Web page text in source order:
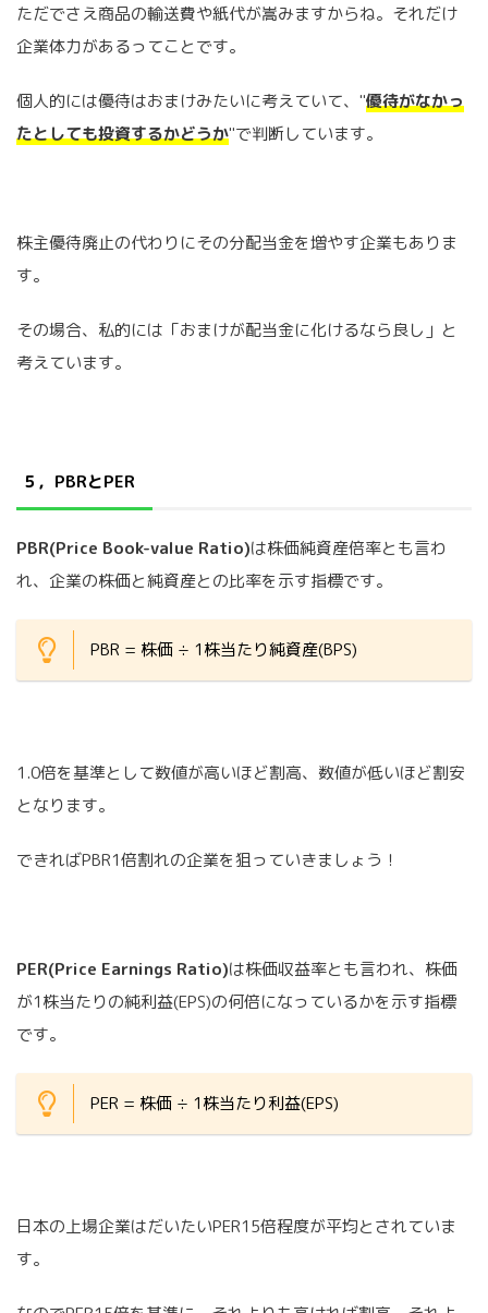
ただでさえ商品の輸送費や紙代が嵩みますからね。それだけ
企業体力があるってことです。
個人的には優待はおまけみたいに考えていて、"優待がなかっ
たとしても投資するかどうか"で判断しています。
株主優待廃止の代わりにその分配当金を増やす企業もありま
す。
その場合、私的には「おまけが配当金に化けるなら良し」と
考えています。
５，PBRとPER
PBR(Price Book-value Ratio)は株価純資産倍率とも言わ
れ、企業の株価と純資産との比率を示す指標です。
PBR = 株価 ÷ 1株当たり純資産(BPS)
1.0倍を基準として数値が高いほど割高、数値が低いほど割安
となります。
できればPBR1倍割れの企業を狙っていきましょう！
PER(Price Earnings Ratio)は株価収益率とも言われ、株価
が1株当たりの純利益(EPS)の何倍になっているかを示す指標
です。
PER = 株価 ÷ 1株当たり利益(EPS)
日本の上場企業はだいたいPER15倍程度が平均とされていま
す。